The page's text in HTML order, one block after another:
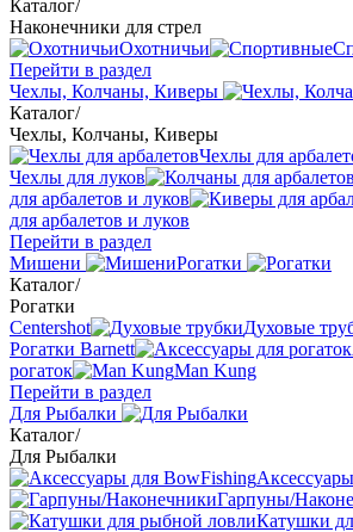
Каталог/
Наконечники для стрел
Охотничьи
Перейти в раздел
Чехлы, Колчаны, Киверы
Каталог/
Чехлы, Колчаны, Киверы
Чехлы для
Чехлы для луков
для арбалетов и луков
для арбалетов и луков
Перейти в раздел
Мишени
Рогатки
Каталог/
Рогатки
Centershot
Духовые
Рогатки Barnett
рогаток
Man Kung
Перейти в раздел
Для Рыбалки
Каталог/
Для Рыбалки
Гарпуны/
Катушки